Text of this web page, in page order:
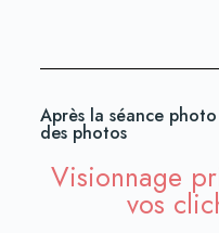
Après la séance
des photos
Visionnage
vos